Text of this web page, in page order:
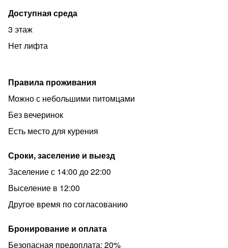
Доступная среда
3 этаж
Нет лифта
Правила проживания
Можно с небольшими питомцами
Без вечеринок
Есть место для курения
Сроки, заселение и выезд
Заселение с 14:00 до 22:00
Выселение в 12:00
Другое время по согласованию
Бронирование и оплата
Безопасная предоплата: 20%